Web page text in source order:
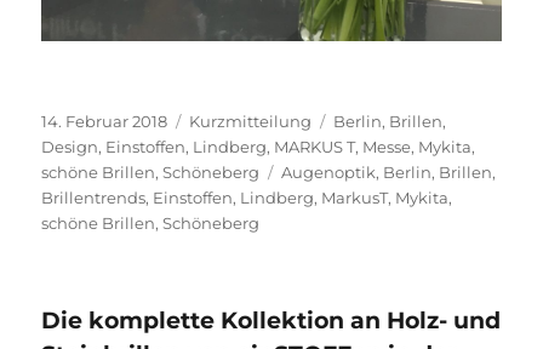
Veröffentlicht
am
14. Februar 2018 Format
Kurzmitteilung Kategorien
Berlin, Brillen,
Design, Einstoffen, Lindberg, MARKUS T, Messe, Mykita,
schöne Brillen,Schöneberg Schlagwörter
Augenoptik, Berlin, Brillen,
Brillentrends, Einstoffen, Lindberg, MarkusT, Mykita,
schöne Brillen,Schöneberg
Die komplette Kollektion an Holz- und